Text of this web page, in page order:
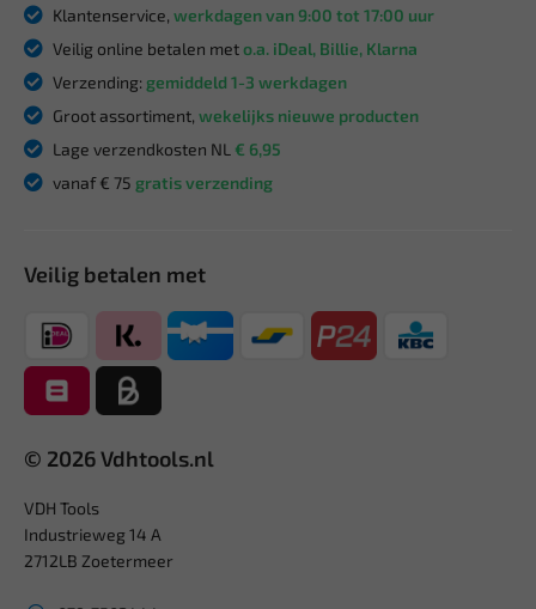
Klantenservice, werkdagen van 9:00 tot 17:00 uur
Veilig online betalen meto.a. iDeal, Billie, Klarna
Verzending: gemiddeld 1-3 werkdagen
Groot assortiment, wekelijks nieuwe producten
Lage verzendkosten NL € 6,95
vanaf € 75 gratis verzending
Veilig betalen met
© 2026 Vdhtools.nl
VDH Tools
Industrieweg 14 A
2712LB Zoetermeer